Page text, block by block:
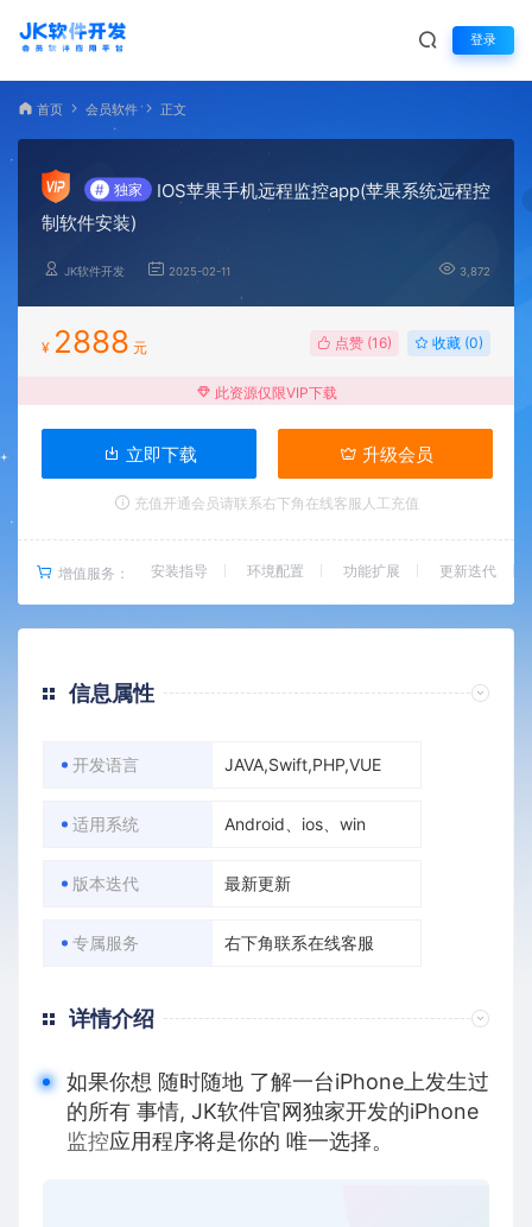
登录
首页 会员软件 正文
# 独家
IOS苹果手机远程监控app(苹果系统远程控
制软件安装)
JK软件开发 2025-02-11 3,872
¥ 2888 元 点赞 (16) 收藏 (0)
此资源仅限VIP下载
立即下载 升级会员
充值开通会员请联系右下角在线客服人工充值
增值服务： 安装指导 环境配置 功能扩展 更新迭代
信息属性
开发语言 JAVA,Swift,PHP,VUE
适用系统 Android、ios、win
版本迭代 最新更新
专属服务 右下角联系在线客服
详情介绍
如果你想 随时随地 了解一台iPhone上发生过
的所有 事情, JK软件官网独家开发的iPhone
监控应用程序将是你的 唯一选择。